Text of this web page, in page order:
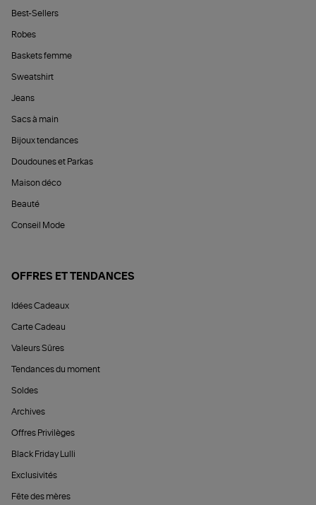
Best-Sellers
Robes
Baskets femme
Sweatshirt
Jeans
Sacs à main
Bijoux tendances
Doudounes et Parkas
Maison déco
Beauté
Conseil Mode
OFFRES ET TENDANCES
Idées Cadeaux
Carte Cadeau
Valeurs Sûres
Tendances du moment
Soldes
Archives
Offres Privilèges
Black Friday Lulli
Exclusivités
Fête des mères